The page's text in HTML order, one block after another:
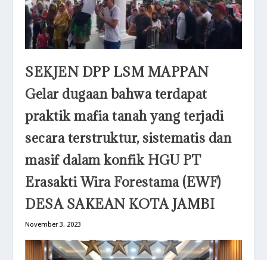
SEKJEN DPP LSM MAPPAN
Gelar dugaan bahwa terdapat
praktik mafia tanah yang terjadi
secara terstruktur, sistematis dan
masif dalam konfik HGU PT
Erasakti Wira Forestama (EWF)
DESA SAKEAN KOTA JAMBI
November 3, 2023